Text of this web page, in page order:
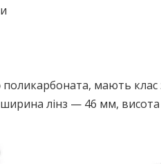
поликарбоната, мають клас
лінз — 46 мм, висота